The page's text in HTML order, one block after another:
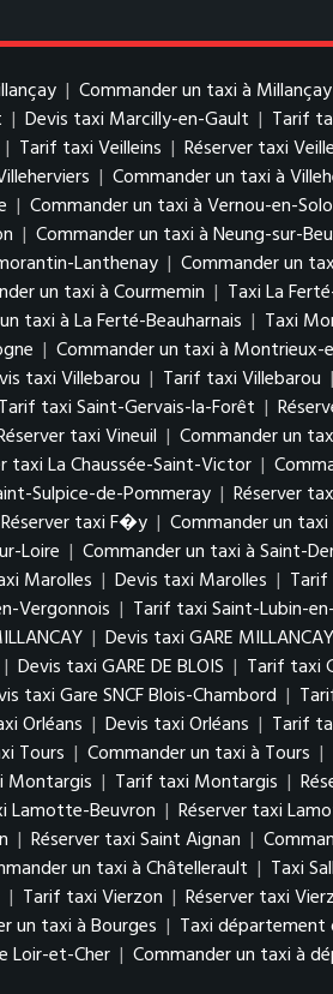
| Commander un taxi à Millançay
| Devis taxi Marcilly-en-Gault | Tarif
| Tarif taxi Veilleins | Réserver taxi
| Commander un taxi à
| Commander un taxi à Vernou-en-
| Commander un taxi à Neung-sur-
Lanthenay | Commander un
un taxi à Courmemin | Taxi La
taxi à La Ferté-Beauharnais | Taxi
| Commander un taxi à Montrieux-
taxi Villebarou | Tarif taxi Villebarou |
Tarif taxi Saint-Gervais-la-Forêt |
taxi Vineuil | Commander un
taxi La Chaussée-Saint-Victor |
Sulpice-de-Pommeray | Réserver
Réserver taxi F�y | Commander un
Loire | Commander un taxi à Saint-
Marolles | Devis taxi Marolles |
Vergonnois | Tarif taxi Saint-Lubin-
| Devis taxi GARE MILLANCAY
| Devis taxi GARE DE BLOIS | Tarif taxi
taxi Gare SNCF Blois-Chambord |
Orléans | Devis taxi Orléans | Tarif
Tours | Commander un taxi à Tours |
Montargis | Tarif taxi Montargis |
Lamotte-Beuvron | Réserver taxi
| Réserver taxi Saint Aignan |
un taxi à Châtellerault | Taxi
| Tarif taxi Vierzon | Réserver taxi
un taxi à Bourges | Taxi département
Loir-et-Cher | Commander un taxi à